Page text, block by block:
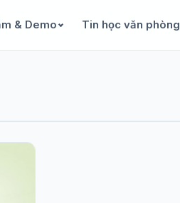
& Demo Tin học văn phòng